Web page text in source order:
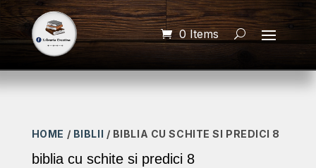
0 Items
HOME / BIBLII / BIBLIA CU SCHITE SI PREDICI 8
biblia cu schite si predici 8